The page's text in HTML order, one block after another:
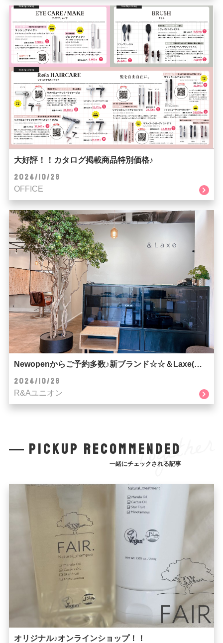
大好評！！カタログ掲載商品特別価格♪
2024/10/28
OFFICE
Newopenからご予約多数♪新ブランド☆☆＆Laxe(ラクス)☆☆
2024/10/28
R&Aユニオン
pickup recommended
一緒にチェックされる記事
Together
オリジナル♪オンラインショップ！！